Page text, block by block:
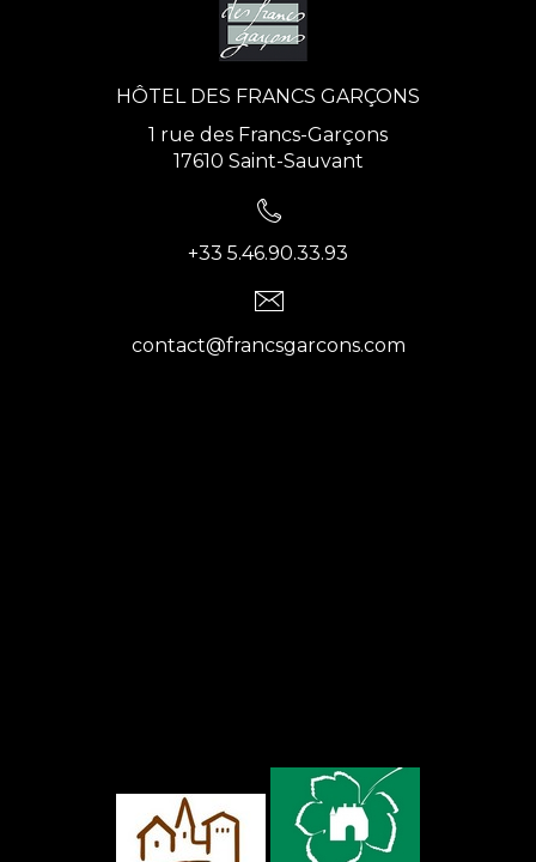
HÔTEL DES FRANCS GARÇONS
1 rue des Francs-Garçons
17610 Saint-Sauvant
+33 5.46.90.33.93
contact@francsgarcons.com